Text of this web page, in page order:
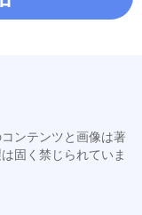
ンテンツと画像は著
固く禁じられていま